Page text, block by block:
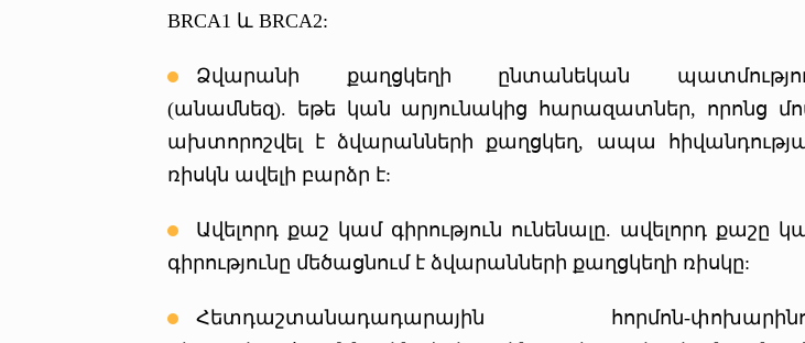
BRCA1 և BRCA2:
Ձվարանի քաղցկեղի ընտանեկան
(անամնեզ). եթե կան արյունակից հարազատներ, որոնց
ախտորոշվել է ձվարանների քաղցկեղ, ապա
ռիսկն ավելի բարձր է:
Ավելորդ քաշ կամ գիրություն ունենալը. ավելորդ քաշը
գիրությունը մեծացնում է ձվարանների քաղցկեղի ռիսկը:
Հետդաշտանադադարային հորմոն-